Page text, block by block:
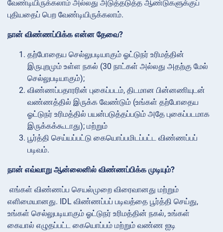
வேண்டியிருக்கலாம் அல்லது அடுத்தடுத்த ஆண்டுகளுக்குப்
புதியதைப் பெற வேண்டியிருக்கலாம்.
நான் விண்ணப்பிக்க என்ன தேவை?
தற்போதைய செல்லுபடியாகும் ஓட்டுநர் உரிமத்தின்
இருபுறமும் உள்ள நகல் (30 நாட்கள் அல்லது அதற்கு மேல்
செல்லுபடியாகும்);
விண்ணப்பதாரரின் புகைப்படம், திடமான பின்னணியுடன்
வண்ணத்தில் இருக்க வேண்டும் (உங்கள் தற்போதைய
ஓட்டுநர் உரிமத்தில் பயன்படுத்தப்படும் அதே புகைப்படமாக
இருக்கக்கூடாது); மற்றும்
பூர்த்தி செய்யப்பட்டு கையொப்பமிடப்பட்ட விண்ணப்பப்
படிவம்.
நான் எவ்வாறு ஆன்லைனில் விண்ணப்பிக்க முடியும்?
எங்கள் விண்ணப்ப செயல்முறை விரைவானது மற்றும்
எளிமையானது. IDL விண்ணப்பப் படிவத்தை பூர்த்தி செய்து,
உங்கள் செல்லுபடியாகும் ஓட்டுநர் உரிமத்தின் நகல், உங்கள்
கையால் எழுதப்பட்ட கையொப்பம் மற்றும் வண்ண ஐடி